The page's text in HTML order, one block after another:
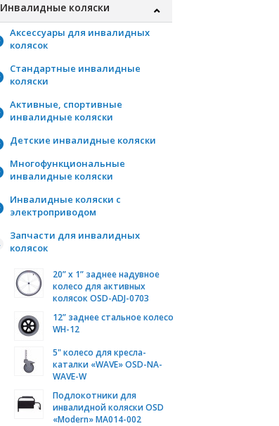
Инвалидные коляски
Аксессуары для инвалидных
колясок
Стандартные инвалидные
коляски
Активные, спортивные
инвалидные коляски
Детские инвалидные коляски
Многофункциональные
инвалидные коляски
Инвалидные коляски с
электроприводом
Запчасти для инвалидных
колясок
20” x 1” заднее надувное
колесо для активных
колясок OSD-ADJ-0703
12” заднее стальное колесо
WH-12
5" колесо для кресла-
каталки «WAVE» OSD-NA-
WAVE-W
Подлокотники для
инвалидной коляски OSD
«Modern» MA014-002